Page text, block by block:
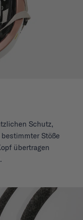
Schutz,
Stöße
übertragen